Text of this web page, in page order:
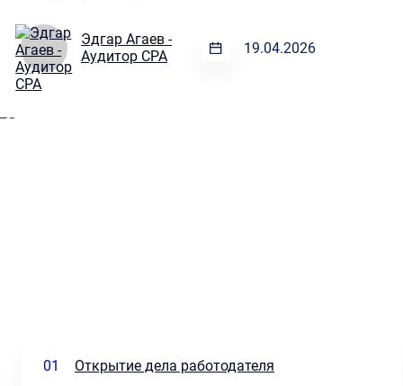
Эдгар Агаев -
Аудитор CPA
19.04.2026
01 Открытие дела работодателя